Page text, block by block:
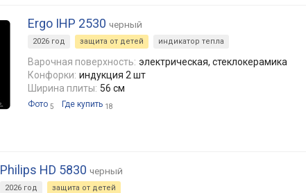
Ergo IHP 2530 черный
2026 год защита от детей индикатор тепла
Варочная поверхность: электрическая, стеклокерамика
Конфорки: индукция 2 шт
Ширина плиты: 56 см
Фото 5 Где купить 18
Philips HD 5830 черный
2026 год защита от детей